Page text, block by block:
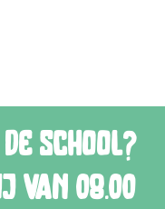
school?
van 08.00